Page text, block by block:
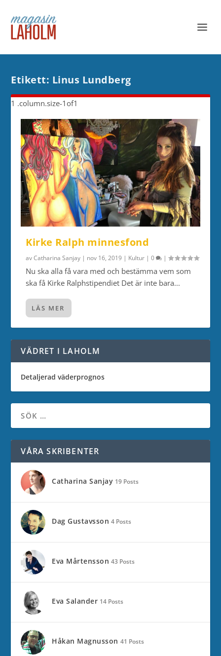
Etikett: Linus Lundberg
Kirke Ralph minnesfond
avCatharina Sanjay | nov 16, 2019 | Kultur |0 |
Nu ska alla få vara med och bestämma vem som
ska få Kirke Ralphstipendiet Det är inte bara...
LÄS MER
VÄDRET I LAHOLM
Detaljerad väderprognos
VÅRA SKRIBENTER
Catharina Sanjay 19 Posts
Dag Gustavsson 4 Posts
Eva Mårtensson 43 Posts
Eva Salander 14 Posts
Håkan Magnusson 41 Posts